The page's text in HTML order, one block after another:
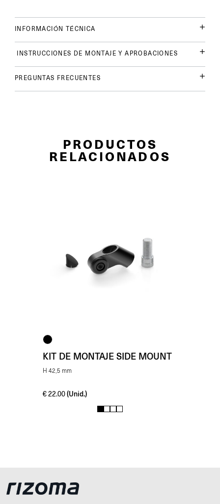
INFORMACIÓN TÉCNICA
INSTRUCCIONES DE MONTAJE Y APROBACIONES
PREGUNTAS FRECUENTES
PRODUCTOS
RELACIONADOS
KIT DE MONTAJE SIDE MOUNT
H 42,5 mm
€22.00 (Unid.)
1 2 3 4